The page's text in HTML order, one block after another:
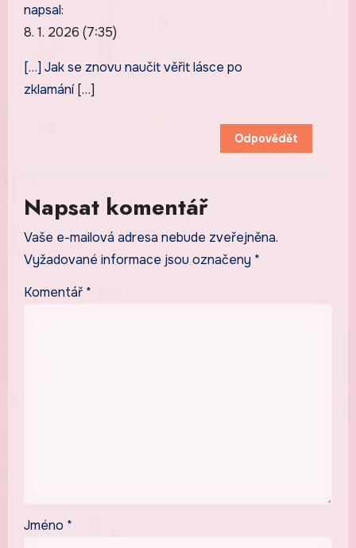
napsal:
8. 1. 2026 (7:35)
[…] Jak se znovu naučit věřit lásce po
zklamání […]
Odpovědět
Napsat komentář
Vaše e-mailová adresa nebude zveřejněna.
Vyžadované informace jsou označeny *
Komentář *
Jméno *